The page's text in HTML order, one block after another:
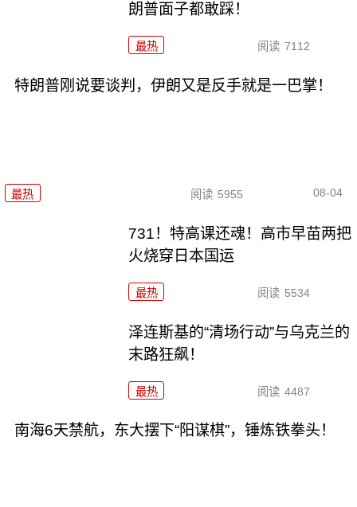
朗普面子都敢踩！
最热 阅读 7112
特朗普刚说要谈判，伊朗又是反手就是一巴掌！
最热 阅读 5955 08-04
731！特高课还魂！高市早苗两把
火烧穿日本国运
最热 阅读 5534
泽连斯基的“清场行动”与乌克兰的
末路狂飙！
最热 阅读 4487
南海6天禁航，东大摆下“阳谋棋”，锤炼铁拳头！